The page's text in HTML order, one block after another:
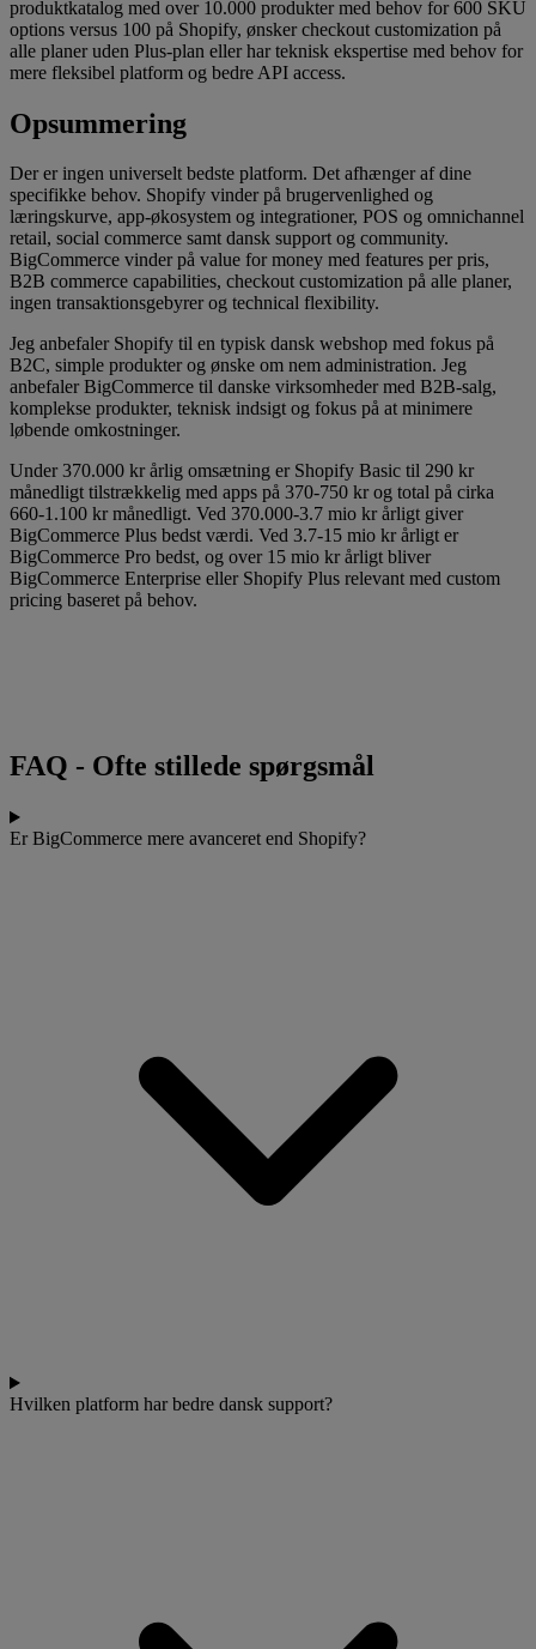
produktkatalog med over 10.000 produkter med behov for 600 SKU
options versus 100 på Shopify, ønsker checkout customization på
alle planer uden Plus-plan eller har teknisk ekspertise med behov for
mere fleksibel platform og bedre API access.
Opsummering
Der er ingen universelt bedste platform. Det afhænger af dine
specifikke behov. Shopify vinder på brugervenlighed og
læringskurve, app-økosystem og integrationer, POS og omnichannel
retail, social commerce samt dansk support og community.
BigCommerce vinder på value for money med features per pris,
B2B commerce capabilities, checkout customization på alle planer,
ingen transaktionsgebyrer og technical flexibility.
Jeg anbefaler Shopify til en typisk dansk webshop med fokus på
B2C, simple produkter og ønske om nem administration. Jeg
anbefaler BigCommerce til danske virksomheder med B2B-salg,
komplekse produkter, teknisk indsigt og fokus på at minimere
løbende omkostninger.
Under 370.000 kr årlig omsætning er Shopify Basic til 290 kr
månedligt tilstrækkelig med apps på 370-750 kr og total på cirka
660-1.100 kr månedligt. Ved 370.000-3.7 mio kr årligt giver
BigCommerce Plus bedst værdi. Ved 3.7-15 mio kr årligt er
BigCommerce Pro bedst, og over 15 mio kr årligt bliver
BigCommerce Enterprise eller Shopify Plus relevant med custom
pricing baseret på behov.
FAQ - Ofte stillede spørgsmål
Er BigCommerce mere avanceret end Shopify?
Hvilken platform har bedre dansk support?